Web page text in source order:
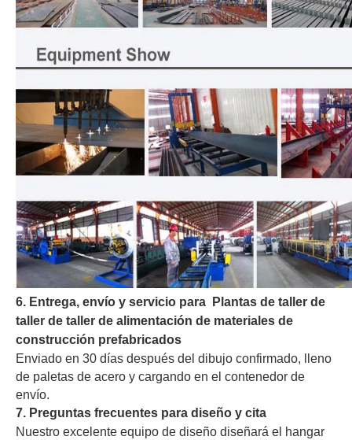
6. Entrega, envío y servicio para Plantas de taller de
taller de taller de alimentación de materiales de
construcción prefabricados
Enviado en 30 días después del dibujo confirmado, lleno
de paletas de acero y cargando en el contenedor de
envío.
7. Preguntas frecuentes para diseño y cita
Nuestro excelente equipo de diseño diseñará el hangar